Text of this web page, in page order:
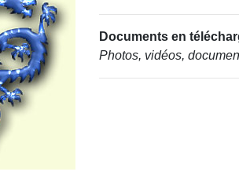
Documents en
Photos, vidéos,